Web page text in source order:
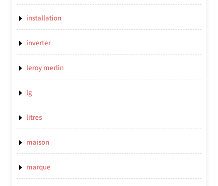
installation
inverter
leroy merlin
lg
litres
maison
marque